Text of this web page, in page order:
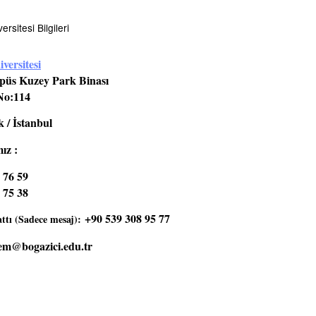
Bilgileri
Kuzey Park Binası
/ İstanbul
:
59
38
(Sadece mesaj): +90 539 308 95 77